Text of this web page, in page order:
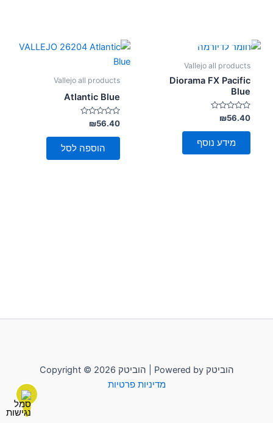
Vallejo all products
Diorama FX Pacific
Blue
דורג
0
מתוך
₪56.40
מידע נוסף
Vallejo all products
Atlantic Blue
דורג
0
מתוך
₪56.40
הוספה לסל
Copyright © 2026 הוביטק | Powered by הוביטק
מדיניות פרטיות